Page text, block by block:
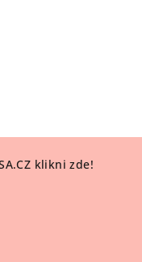
klikni zde!